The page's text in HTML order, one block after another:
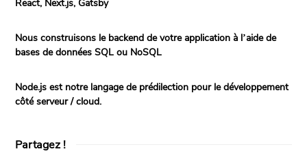
React, Next.js, Gatsby
Nous construisons le backend de votre application à l’aide de
bases de données SQL ou NoSQL
Node.js est notre langage de prédilection pour le développement
côté serveur / cloud.
Partagez !